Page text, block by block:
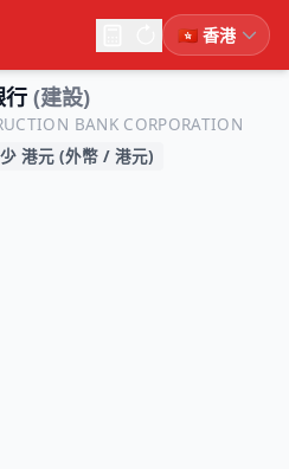
行(建設)
BANK CORPORATION
港元 (外幣 / 港元)